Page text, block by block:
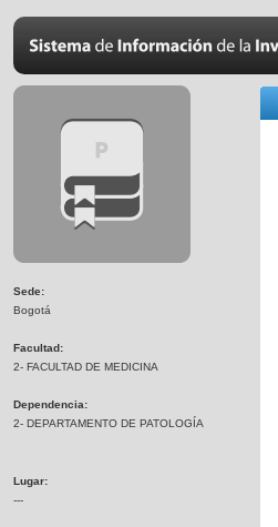
Sede:
Bogotá
Facultad:
2- FACULTAD DE MEDICINA
Dependencia:
2- DEPARTAMENTO DE PATOLOGÍA
Lugar:
---